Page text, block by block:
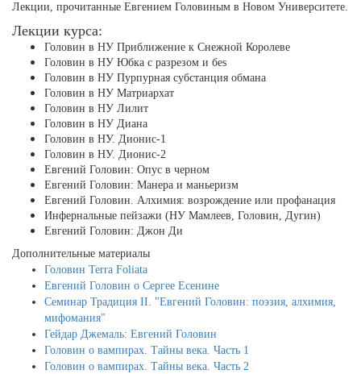
Лекции, прочитанные Евгением Головиным в Новом Университете.
Лекции курса:
Головин в НУ Приближение к Снежной Королеве
Головин в НУ Юбка с разрезом и беs
Головин в НУ Пурпурная субстанция обмана
Головин в НУ Матриархат
Головин в НУ Лилит
Головин в НУ Диана
Головин в НУ. Дионис-1
Головин в НУ. Дионис-2
Евгений Головин: Опус в черном
Евгений Головин: Манера и маньеризм
Евгений Головин. Алхимия: возрождение или профанация
Инфернальные пейзажи (НУ Мамлеев, Головин, Дугин)
Евгений Головин: Джон Ди
Дополнительные материалы
Головин Terra Foliata
Евгений Головин о Сергее Есенине
Семинар Традиция II. "Евгений Головин: поэзия, алхимия,
мифомания"
Гейдар Джемаль: Евгений Головин
Головин о вампирах. Тайны века. Часть 1
Головин о вампирах. Тайны века. Часть 2